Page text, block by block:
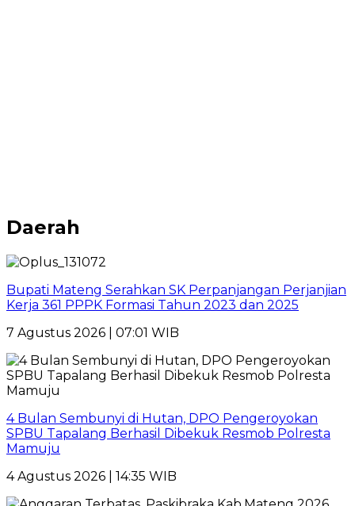
Daerah
Bupati Mateng Serahkan SK Perpanjangan Perjanjian
Kerja 361 PPPK Formasi Tahun 2023 dan 2025
7 Agustus 2026 | 07:01 WIB
4 Bulan Sembunyi di Hutan, DPO Pengeroyokan
SPBU Tapalang Berhasil Dibekuk Resmob Polresta
Mamuju
4 Agustus 2026 | 14:35 WIB